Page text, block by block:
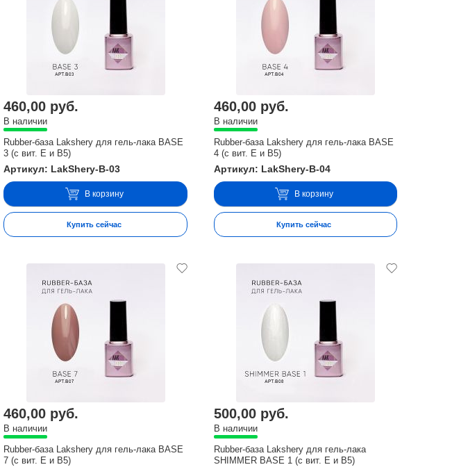
460,00 руб.
В наличии
Rubber-база Lakshery для гель-лака BASE
3 (с вит. E и В5)
Артикул: LakShery-B-03
В корзину
Купить сейчас
460,00 руб.
В наличии
Rubber-база Lakshery для гель-лака BASE
4 (с вит. E и В5)
Артикул: LakShery-B-04
В корзину
Купить сейчас
460,00 руб.
В наличии
Rubber-база Lakshery для гель-лака BASE
7 (с вит. E и В5)
500,00 руб.
В наличии
Rubber-база Lakshery для гель-лака
SHIMMER BASE 1 (с вит. E и В5)